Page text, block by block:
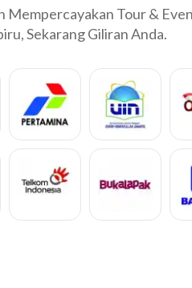
tour LABIRU tdk pernah
jaya utk LABIRU..
Mempercayakan Tour &
Sekarang Giliran Anda.